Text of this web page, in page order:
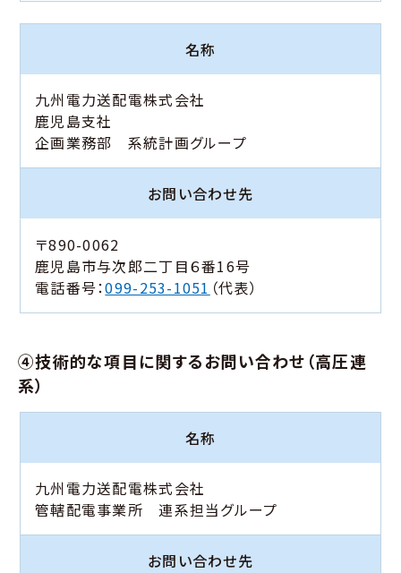
名称
九州電力送配電株式会社
鹿児島支社
企画業務部 系統計画グループ
お問い合わせ先
〒890-0062
鹿児島市与次郎二丁目６番16号
電話番号：099-253-1051 （代表）
④技術的な項目に関するお問い合わせ（高圧連
系）
名称
九州電力送配電株式会社
管轄配電事業所 連系担当グループ
お問い合わせ先